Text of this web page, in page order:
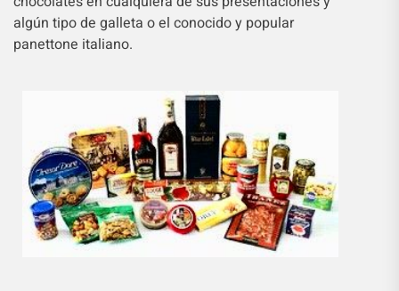
algún tipo de galleta o el conocido y popular
panettone italiano.